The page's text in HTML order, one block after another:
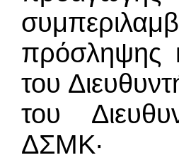
πρόσληψης
του
του
ΔΣΜΚ·